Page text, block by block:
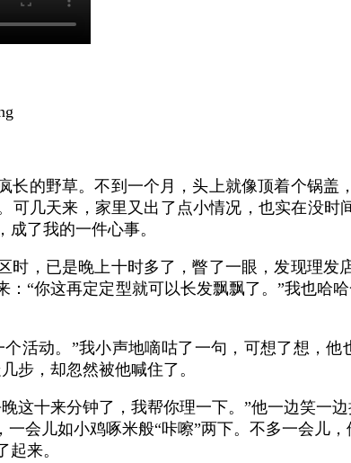
长的野草。不到一个月，头上就像顶着个锅
可几天来，家里又出了点小情况，也实在没
了我的一件心事。
时，已是晚上十时多了，瞥了一眼，发现理
：“你这再定定型就可以长发飘飘了。”我也哈
活动。”我小声地嘀咕了一句，可想了想，
步，却忽然被他喊住了。
这十来分钟了，我帮你理一下。”他一边笑一
一会儿如小鸡啄米般“咔嚓”两下。不多一会儿
来。